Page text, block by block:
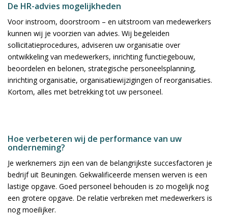
De HR-advies mogelijkheden
Voor instroom, doorstroom – en uitstroom van medewerkers
kunnen wij je voorzien van advies. Wij begeleiden
sollicitatieprocedures, adviseren uw organisatie over
ontwikkeling van medewerkers, inrichting functiegebouw,
beoordelen en belonen, strategische personeelsplanning,
inrichting organisatie, organisatiewijzigingen of reorganisaties.
Kortom, alles met betrekking tot uw personeel.
Hoe verbeteren wij de performance van uw
onderneming?
Je werknemers zijn een van de belangrijkste succesfactoren je
bedrijf uit Beuningen. Gekwalificeerde mensen werven is een
lastige opgave. Goed personeel behouden is zo mogelijk nog
een grotere opgave. De relatie verbreken met medewerkers is
nog moeilijker.